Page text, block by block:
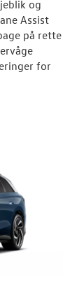
og
Assist
på rette
for